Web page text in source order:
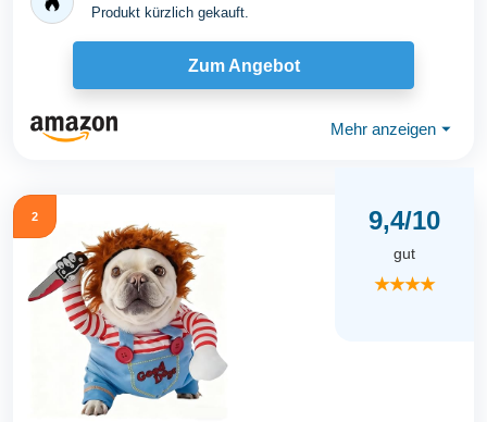
Produkt kürzlich gekauft.
Zum Angebot
Mehr anzeigen ⏷
2 9,4/10
gut
★★★★